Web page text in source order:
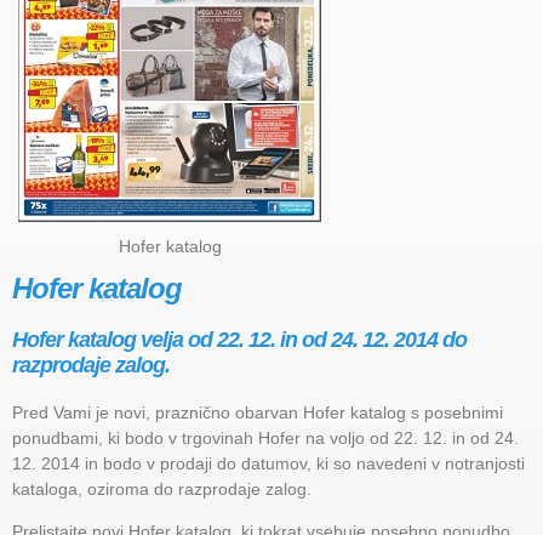
Hofer katalog
Hofer katalog
Hofer katalog velja od 22. 12. in od 24. 12. 2014 do
razprodaje zalog.
Pred Vami je novi, praznično obarvan Hofer katalog s posebnimi
ponudbami, ki bodo v trgovinah Hofer na voljo od 22. 12. in od 24.
12. 2014 in bodo v prodaji do datumov, ki so navedeni v notranjosti
kataloga, oziroma do razprodaje zalog.